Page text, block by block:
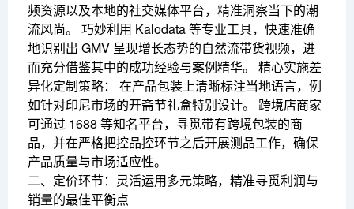
频资源以及本地的社交媒体平台，精准洞察当下的潮
流风尚。 巧妙利用 Kalodata 等专业工具，快速准确
地识别出 GMV 呈现增长态势的自然流带货视频，进
而充分借鉴其中的成功经验与案例精华。 精心实施差
异化定制策略： 在产品包装上清晰标注当地语言，例
如针对印尼市场的开斋节礼盒特别设计。 跨境店商家
可通过 1688 等知名平台，寻觅带有跨境包装的商
品，并在严格把控品控环节之后开展测品工作，确保
产品质量与市场适应性。
二、定价环节：灵活运用多元策略，精准寻觅利润与
销量的最佳平衡点